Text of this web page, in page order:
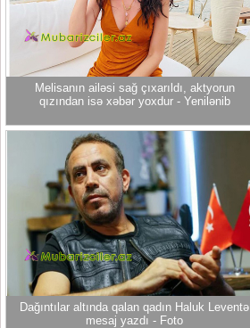
Melisanın ailəsi sağ çıxarıldı, aktyorun
qızından isə xəbər yoxdur - Yenilənib
Dağıntılar altında qalan qadın Haluk Leventə
mesaj yazdı - Foto